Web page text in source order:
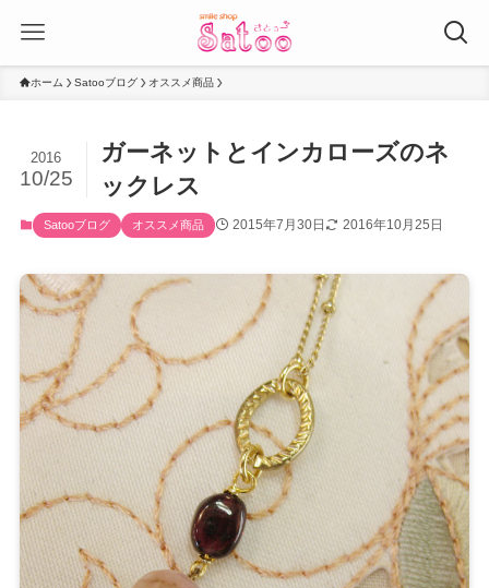
ホーム Satooブログ オススメ商品
ガーネットとインカローズのネ
ックレス
2016
10/25
Satooブログ オススメ商品 2015年7月30日 2016年10月25日